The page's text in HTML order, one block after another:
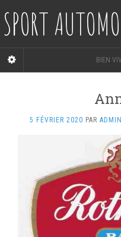
SPORT
BIEN
5 FÉVRIER 2020 PAR